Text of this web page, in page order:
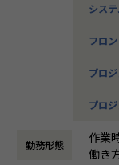
徐々に経験を積み
ア、今以上にキャ
是非、興味のある
★エンド直接取引・
★常時3000案件か
★案件は中規模～大
★開発～設計～要
シス
フロ
プロ
プロ
勤務形態
作業
働き